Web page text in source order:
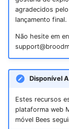
a
agradecidos
lançamento final.
Não hesite em
Disponível
Estes recursos
plataforma web
móvel Bees